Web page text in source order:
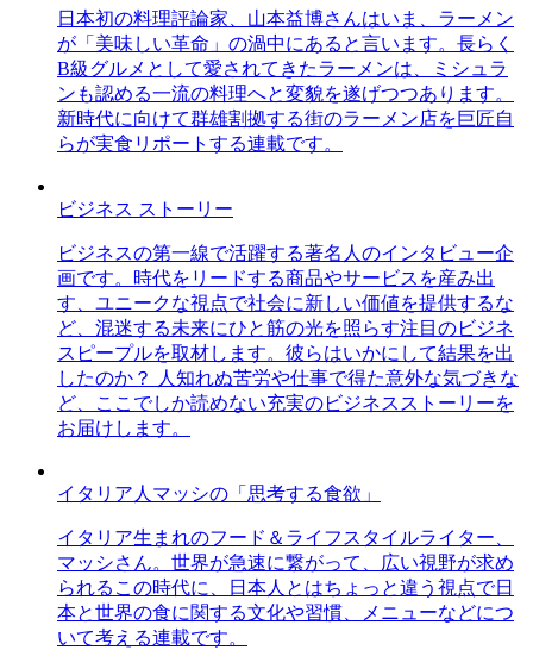
日本初の料理評論家、山本益博さんはいま、ラーメン
が「美味しい革命」の渦中にあると言います。長らく
B級グルメとして愛されてきたラーメンは、ミシュラ
ンも認める一流の料理へと変貌を遂げつつあります。
新時代に向けて群雄割拠する街のラーメン店を巨匠自
らが実食リポートする連載です。
ビジネス ストーリー
ビジネスの第一線で活躍する著名人のインタビュー企
画です。時代をリードする商品やサービスを産み出
す、ユニークな視点で社会に新しい価値を提供するな
ど、混迷する未来にひと筋の光を照らす注目のビジネ
スピープルを取材します。彼らはいかにして結果を出
したのか？ 人知れぬ苦労や仕事で得た意外な気づきな
ど、ここでしか読めない充実のビジネスストーリーを
お届けします。
イタリア人マッシの「思考する食欲」
イタリア生まれのフード＆ライフスタイルライター、
マッシさん。世界が急速に繋がって、広い視野が求め
られるこの時代に、日本人とはちょっと違う視点で日
本と世界の食に関する文化や習慣、メニューなどにつ
いて考える連載です。